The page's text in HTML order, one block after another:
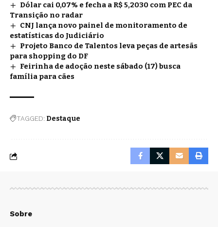
Dólar cai 0,07% e fecha a R$ 5,2030 com PEC da
Transição no radar
CNJ lança novo painel de monitoramento de
estatísticas do Judiciário
Projeto Banco de Talentos leva peças de artesãs
para shopping do DF
Feirinha de adoção neste sábado (17) busca
família para cães
TAGGED: Destaque
Sobre